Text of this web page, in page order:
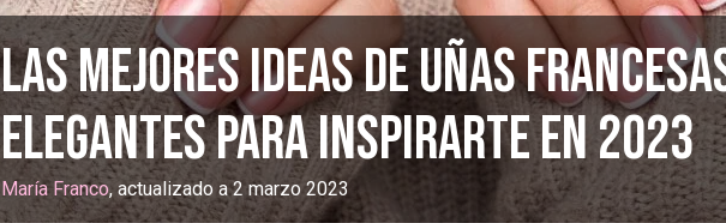
Las mejores ideas de uñas
elegantes para inspirarte en 2023
María Franco, actualizado a 2 marzo 2023